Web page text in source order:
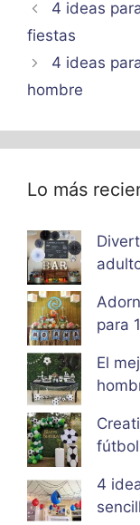
4 ideas
fiestas
4 ideas
hombre
Lo más
para
El
4